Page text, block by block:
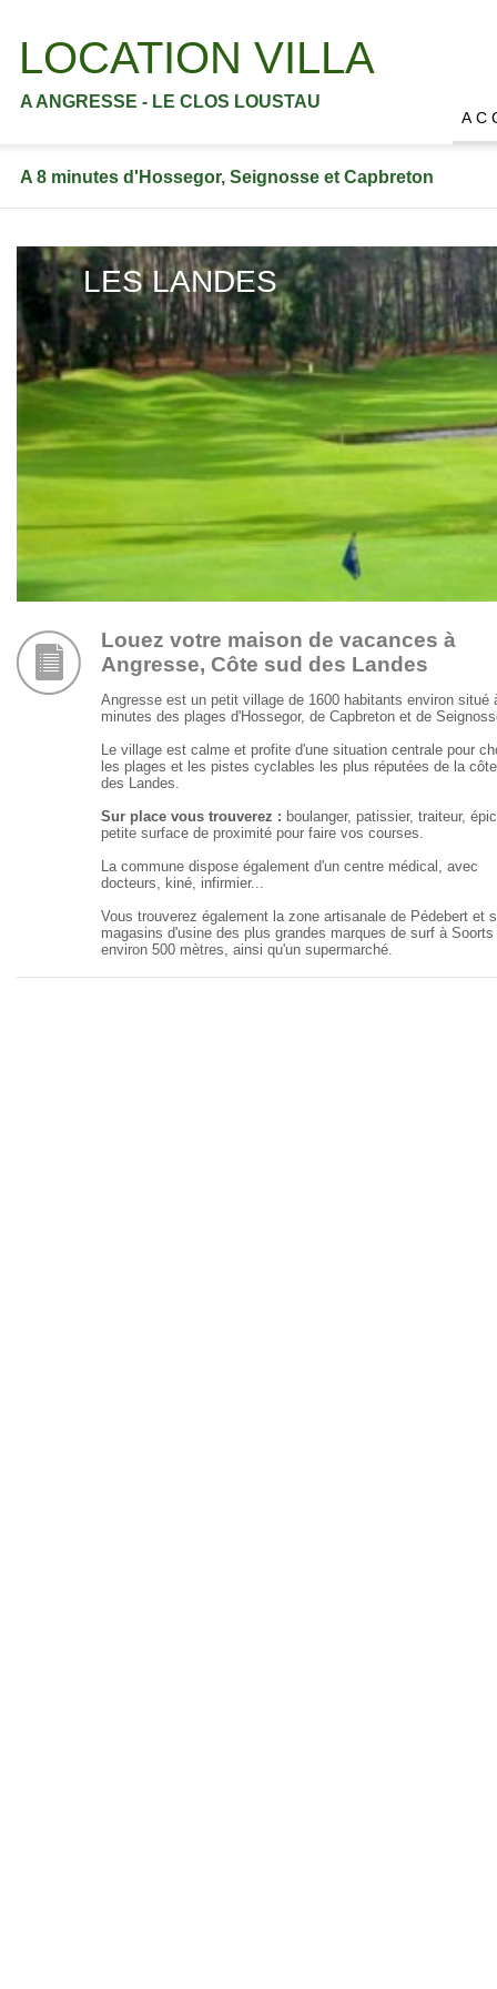
LOCATION VILLA
A C
A ANGRESSE - LE CLOS LOUSTAU
A 8 minutes d'Hossegor, Seignosse et Capbreton
Angresse est un petit village de 1600 habitants environ situé
minutes des plages d'Hossegor, de Capbreton et de
Le village est calme et profite d'une situation centrale pour
les plages et les pistes cyclables les plus réputées de la
des Landes.
Sur place vous trouverez : boulanger, patissier, traiteur,
petite surface de proximité pour faire vos courses.
La commune dispose également d'un centre médical, avec
docteurs, kiné, infirmier...
Vous trouverez également la zone artisanale de Pédebert et
magasins d'usine des plus grandes marques de surf à Soorts
environ 500 mètres, ainsi qu'un supermarché.
Louez votre maison de vacances à
Angresse, Côte sud des Landes
LES LANDES